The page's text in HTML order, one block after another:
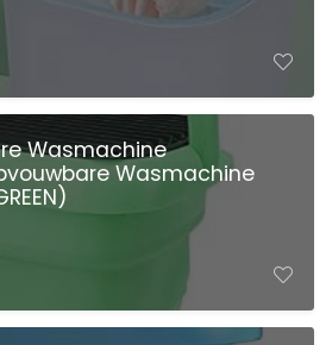
Wasmachine
Wasmachine